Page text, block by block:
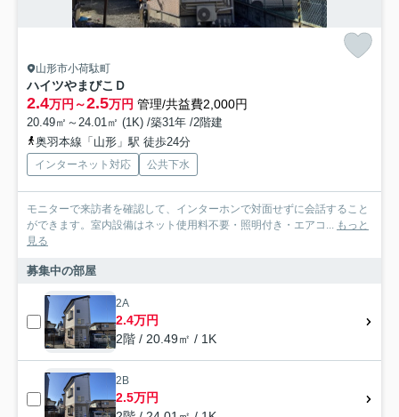
山形市小荷駄町
ハイツやまびこＤ
2.4万円～2.5万円 管理/共益費2,000円
20.49㎡～24.01㎡ (1K) /築31年 /2階建
奥羽本線「山形」駅 徒歩24分
インターネット対応 公共下水
モニターで来訪者を確認して、インターホンで対面せずに会話すること
ができます。室内設備はネット使用料不要・照明付き・エアコ... もっと
見る
募集中の部屋
2A
2.4万円
2階 / 20.49㎡ / 1K
2B
2.5万円